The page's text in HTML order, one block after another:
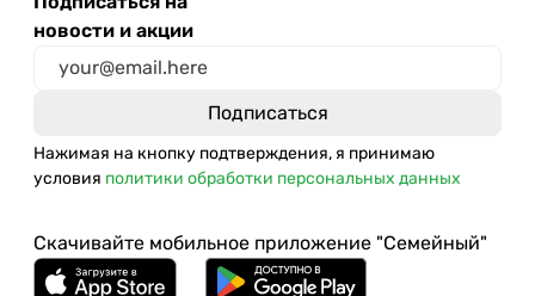
новости и акции
Нажимая на кнопку подтверждения, я принимаю
условия политики обработки персональных данных
Скачивайте мобильное приложение "Семейный"